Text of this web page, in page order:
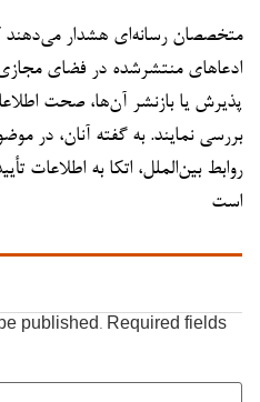
متخصصان رسانه‌ای هشدار می‌دهند که
ادعاهای منتشرشده در فضای
پذیرش یا بازنشر آن‌ها، صحت
بررسی نمایند. به گفته آنان، در
روابط بین‌الملل، اتکا به اطلاعات
است
published. Required fields